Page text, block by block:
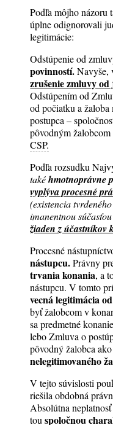
Podľa môjho názoru
úplne odignorovali
legitimácie:
Odstúpenie od
povinností.Navyše,
zrušenie zmluvy
Odstúpením od
od počiatku a
postupca –
pôvodným
CSP.
Podľa rozsudku
takéhmotnoprávne
vyplýva procesné
(existencia
imanentnou
žiaden z účastníkov
Procesné
nástupcu.Právny
trvania konania, a
nástupcu. V tomto
vecná legitimácia
byť žalobcom v
sa predmetné
lebo Zmluva o
pôvodný žalobca
nelegitimovaného
V tejto súvislosti
riešila obdobná
Absolútna
touspoločnou